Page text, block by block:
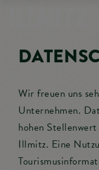
Wir freuen uns
Unternehmen.
hohen
Illmitz. Eine